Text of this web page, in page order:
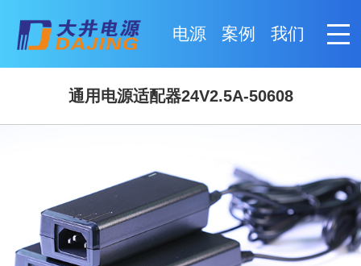
电源 案例 我们
通用电源适配器24V2.5A-50608